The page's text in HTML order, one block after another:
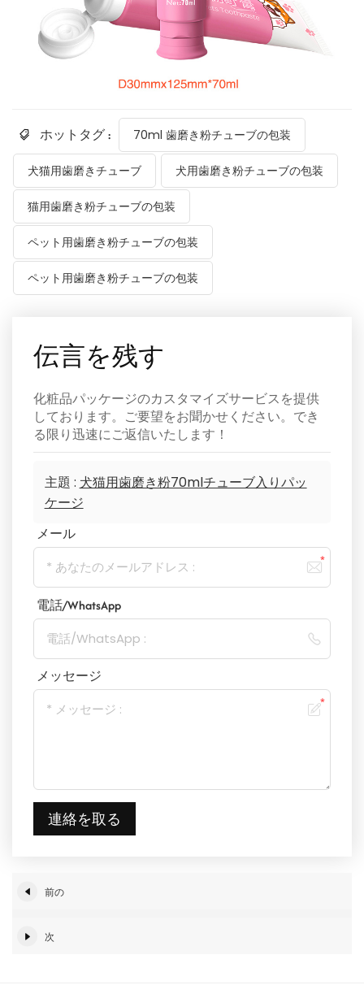
ホットタグ : 70ml 歯磨き粉チューブの包装
犬猫用歯磨きチューブ 犬用歯磨き粉チューブの包装
猫用歯磨き粉チューブの包装
ペット用歯磨き粉チューブの包装
ペット用歯磨き粉チューブの包装
伝言を残す
化粧品パッケージのカスタマイズサービスを提供
しております。ご要望をお聞かせください。でき
る限り迅速にご返信いたします！
主題 : 犬猫用歯磨き粉70mlチューブ入りパッ
ケージ
メール
電話/WhatsApp
メッセージ
連絡を取る
前の
次